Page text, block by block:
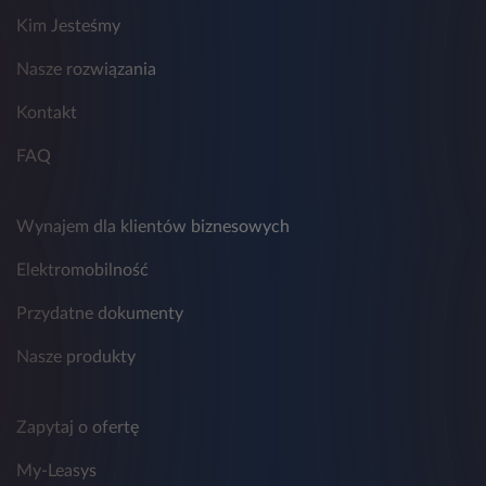
osobowych w Leasys nadzoruje wyznaczony
Inspektor Ochrony Danych, z którym można
Kim Jesteśmy
Nasze rozwiązania
Kontakt
FAQ
Wynajem dla klientów biznesowych
Elektromobilność
Przydatne dokumenty
Nasze produkty
Zapytaj o ofertę
My-Leasys